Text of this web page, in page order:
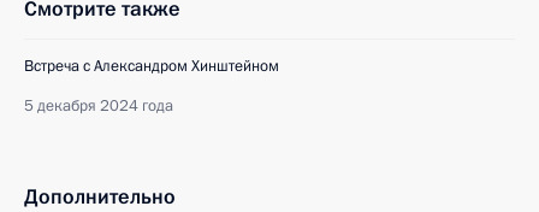
Смотрите также
Встреча с Александром Хинштейном
5 декабря 2024 года
Дополнительно